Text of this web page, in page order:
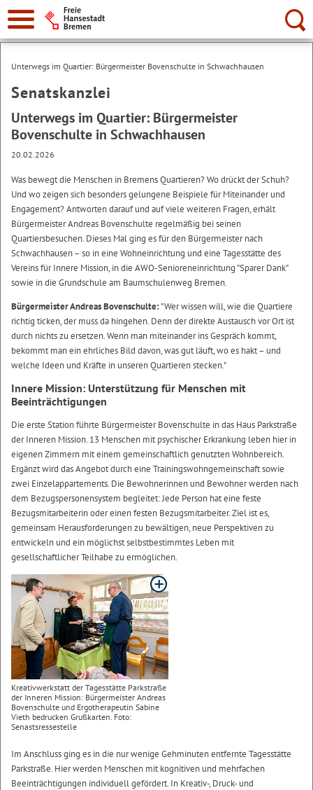
Suche:
Unterwegs im Quartier: Bürgermeister Bovenschulte in Schwachhausen
Senatskanzlei
Unterwegs im Quartier: Bürgermeister
Bovenschulte in Schwachhausen
20.02.2026
Was bewegt die Menschen in Bremens Quartieren? Wo drückt der Schuh?
Und wo zeigen sich besonders gelungene Beispiele für Miteinander und
Engagement? Antworten darauf und auf viele weiteren Fragen, erhält
Bürgermeister Andreas Bovenschulte regelmäßig bei seinen
Quartiersbesuchen. Dieses Mal ging es für den Bürgermeister nach
Schwachhausen – so in eine Wohneinrichtung und eine Tagesstätte des
Vereins für Innere Mission, in die AWO-Senioreneinrichtung "Sparer Dank"
sowie in die Grundschule am Baumschulenweg Bremen.
Bürgermeister Andreas Bovenschulte:"Wer wissen will, wie die Quartiere
richtig ticken, der muss da hingehen. Denn der direkte Austausch vor Ort ist
durch nichts zu ersetzen. Wenn man miteinander ins Gespräch kommt,
bekommt man ein ehrliches Bild davon, was gut läuft, wo es hakt – und
welche Ideen und Kräfte in unseren Quartieren stecken."
Innere Mission: Unterstützung für Menschen mit
Beeinträchtigungen
Die erste Station führte Bürgermeister Bovenschulte in das Haus Parkstraße
der Inneren Mission. 13 Menschen mit psychischer Erkrankung leben hier in
eigenen Zimmern mit einem gemeinschaftlich genutzten Wohnbereich.
Ergänzt wird das Angebot durch eine Trainingswohngemeinschaft sowie
zwei Einzelappartements. Die Bewohnerinnen und Bewohner werden nach
dem Bezugspersonensystem begleitet: Jede Person hat eine feste
Bezugsmitarbeiterin oder einen festen Bezugsmitarbeiter. Ziel ist es,
gemeinsam Herausforderungen zu bewältigen, neue Perspektiven zu
entwickeln und ein möglichst selbstbestimmtes Leben mit
gesellschaftlicher Teilhabe zu ermöglichen.
Kreativwerkstatt der Tagesstätte Parkstraße
der Inneren Mission: Bürgermeister Andreas
Bovenschulte und Ergotherapeutin Sabine
Vieth bedrucken Grußkarten. Foto:
Senastsressestelle
Im Anschluss ging es in die nur wenige Gehminuten entfernte Tagesstätte
Parkstraße. Hier werden Menschen mit kognitiven und mehrfachen
Beeinträchtigungen individuell gefördert. In Kreativ-, Druck- und